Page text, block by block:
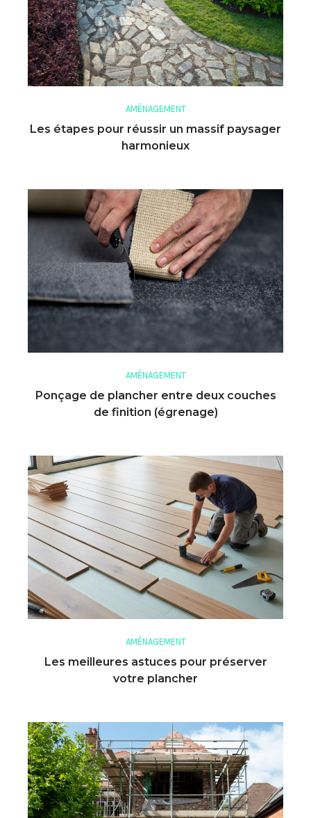
AMÉNAGEMENT
Les étapes pour réussir un massif paysager
harmonieux
AMÉNAGEMENT
Ponçage de plancher entre deux couches
de finition (égrenage)
AMÉNAGEMENT
Les meilleures astuces pour préserver
votre plancher